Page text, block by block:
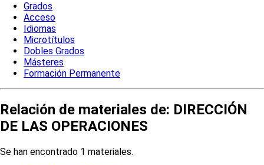
Grados
Acceso
Idiomas
Microtítulos
Dobles Grados
Másteres
Formación Permanente
Relación de materiales de: DIRECCIÓN
DE LAS OPERACIONES
Se han encontrado 1 materiales.